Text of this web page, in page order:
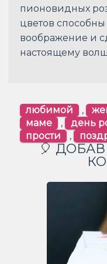
пионовидных
цветов
воображение и
настоящему
любимой ,
маме
, день
прости
,
🎈